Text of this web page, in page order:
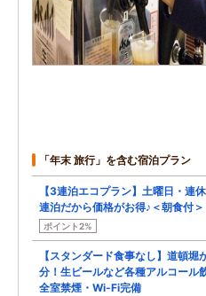
「年末 旅行」を含む宿泊プラン
【3連泊エコプラン】土曜日・連
連泊だから価格がお得♪＜朝食付
ポイント2%
【スタンダード食事なし】道頓堀
分！生ビールなど各種アルコール
全室禁煙・Wi-Fi完備